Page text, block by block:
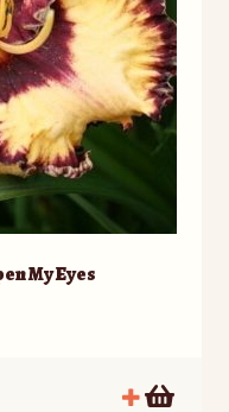
My Eyes